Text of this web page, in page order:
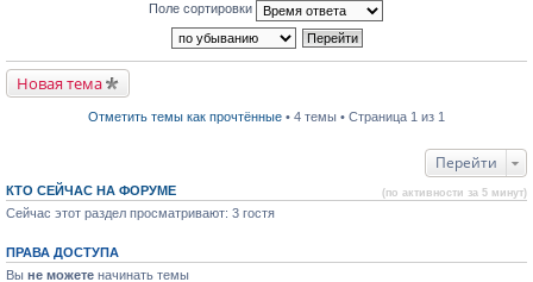
щ
е
н
и
у
с
о
ю
т
а
н
о
о
б
н
р
о
ч
о
м
у
о
б
м
у
н
е
т
а
н
о
м
у
е
в
р
о
ч
т
а
н
Поле сортировки
Новая тема
Отметить темы как прочтённые • 4 темы • Страница 1 из 1
Перейти
КТО СЕЙЧАС НА ФОРУМЕ (по активности за 5 минут)
Сейчас этот раздел просматривают: 3 гостя
ПРАВА ДОСТУПА
Вы не можете начинать темы